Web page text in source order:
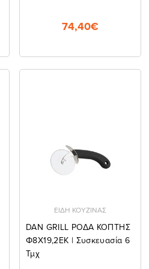
74,40€
ΕΙΔΗ ΚΟΥΖΙΝΑΣ
DAN GRILL ΡΟΔΑ ΚΟΠΤΗΣ
Φ8Χ19,2ΕΚ | Συσκευασία 6
Τμχ